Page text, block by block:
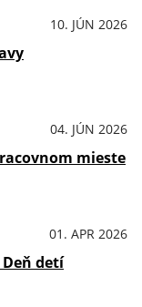
10. JÚN 2026
04. JÚN 2026
mieste
01. APR 2026
detí